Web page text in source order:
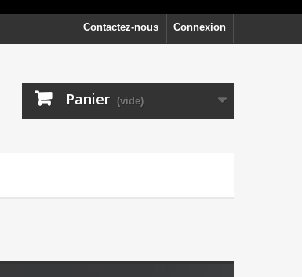
Connexion
Contactez-nous
Panier (vide)